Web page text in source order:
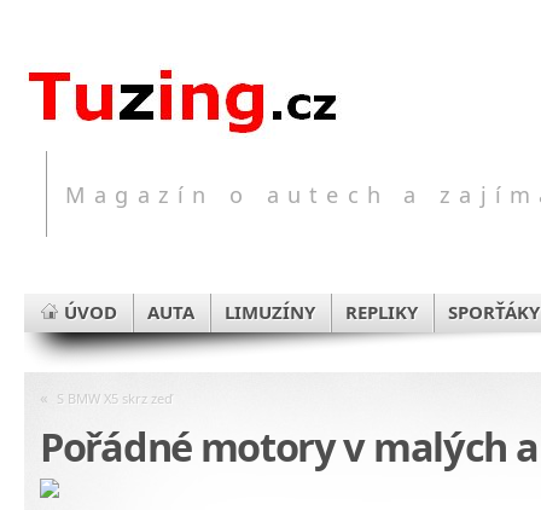
Magazín o autech a
ÚVOD AUTA LIMUZÍNY REPLIKY SPORŤÁKY
« S BMW X5 skrz zeď
Pořádné motory v malých